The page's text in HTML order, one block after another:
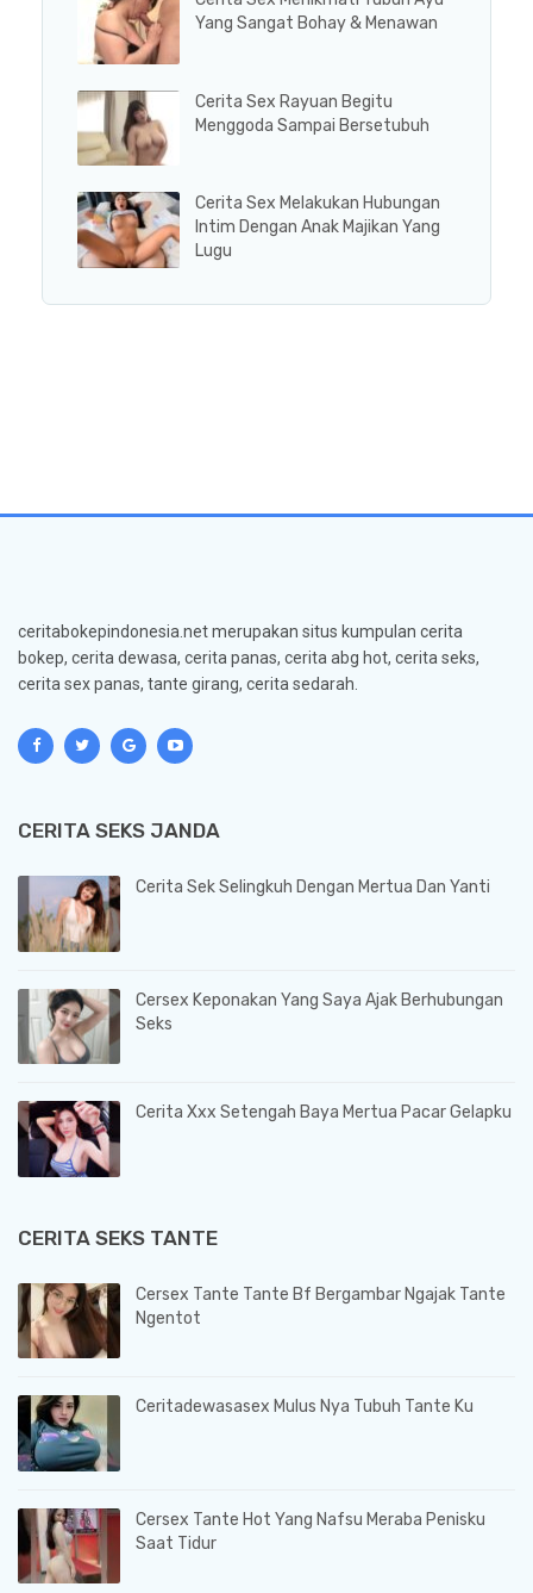
Yang Sangat Bohay & Menawan
Cerita Sex Rayuan Begitu
Menggoda Sampai Bersetubuh
Cerita Sex Melakukan Hubungan
Intim Dengan Anak Majikan Yang
Lugu
ceritabokepindonesia.net merupakan situs kumpulan cerita
bokep, cerita dewasa, cerita panas, cerita abg hot, cerita seks,
cerita sex panas, tante girang, cerita sedarah.
CERITA SEKS JANDA
Cerita Sek Selingkuh Dengan Mertua Dan Yanti
Cersex Keponakan Yang Saya Ajak Berhubungan
Seks
Cerita Xxx Setengah Baya Mertua Pacar Gelapku
CERITA SEKS TANTE
Cersex Tante Tante Bf Bergambar Ngajak Tante
Ngentot
Ceritadewasasex Mulus Nya Tubuh Tante Ku
Cersex Tante Hot Yang Nafsu Meraba Penisku
Saat Tidur